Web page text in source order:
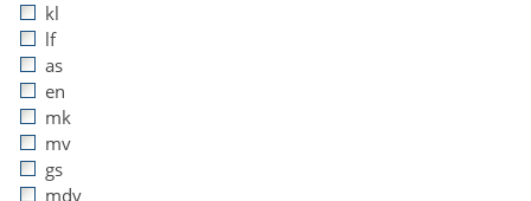
kl
lf
as
en
mk
mv
gs
mdv